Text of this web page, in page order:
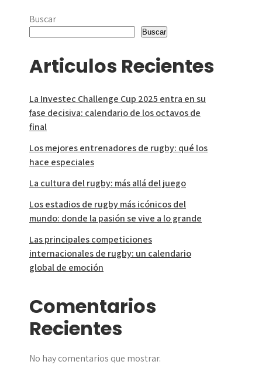
Buscar
Buscar
Articulos Recientes
La Investec Challenge Cup 2025 entra en su
fase decisiva: calendario de los octavos de
final
Los mejores entrenadores de rugby: qué los
hace especiales
La cultura del rugby: más allá del juego
Los estadios de rugby más icónicos del
mundo: donde la pasión se vive a lo grande
Las principales competiciones
internacionales de rugby: un calendario
global de emoción
Comentarios
Recientes
No hay comentarios que mostrar.